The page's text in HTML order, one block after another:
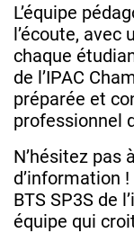
L’équipe
l’écoute, avec
chaque
de l’IPAC
préparée et
professionnel
N’hésitez pas
d’information !
BTS SP3S de
équipe qui